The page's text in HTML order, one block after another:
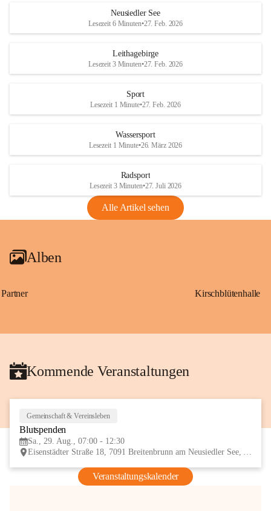
S
und den daraus folgenden wirtschaftlichen
Maßnahmen zur Bekämpfung
Rebe und der Amerikanischen
Anhang VBl. EU Nr. 18
1 Seite•1,4 MB
VBl. EU Nr. 18_2026
r
S
Neusiedler See
Lesezeit 6 Minuten•27. Feb. 2026
Leithagebirge
Lesezeit 3 Minuten•27. Feb. 2026
Sport
Lesezeit 1 Minute•27. Feb. 2026
Wassersport
Lesezeit 1 Minute•26. März 2026
Radsport
Lesezeit 3 Minuten•27. Juli 2026
Alle Artikel sehen
Alben
Partner Kirschblütenhalle
Kommende Veranstaltungen
Gemeinschaft & Vereinsleben
Blutspenden
Sa., 29. Aug., 07:00 - 12:30
Eisenstädter Straße 18, 7091 Breitenbrunn am Neusiedler See, AUT
Veranstaltungskalender